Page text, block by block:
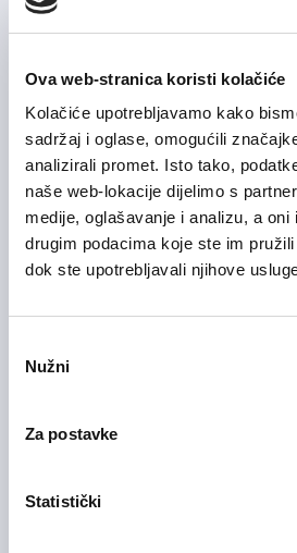
Ova web-stranica koristi kolačiće
Kolačiće upotrebljavamo kako
sadržaj i oglase, omogućili
analizirali promet. Isto tako,
naše web-lokacije dijelimo s
medije, oglašavanje i analizu, a oni
drugim podacima koje ste im
dok ste upotrebljavali njihove
pristanka
Nužni
Za postavke
Statistički
(m/ž)
Maloprodaja
On-site rad Grad Zagreb
ICT Career Opportunities
Zagrebačka županija